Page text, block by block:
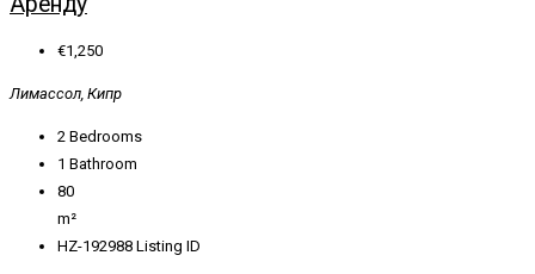
€1,250
Лимассол, Кипр
2 Bedrooms
1 Bathroom
80
m²
HZ-192988 Listing ID